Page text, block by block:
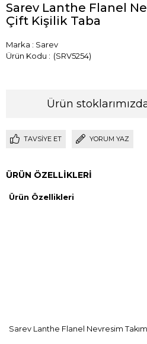
Sarev Lanthe Flanel
Çift Kişilik Taba
Marka : Sarev
(SRV5254)
Ürün
TAVSIYE ET YORUM YAZ
ÜRÜN ÖZELLIKLERI
Ürün Özellikleri
Sarev Lanthe Flanel Nevresim